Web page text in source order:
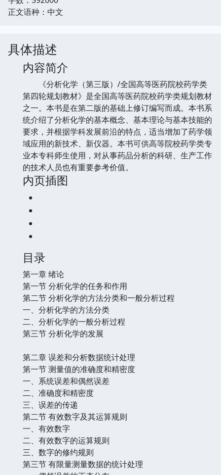
正文语种：中文
具体描述
内容简介
《分析化学（第三版）/全国高等医药院校药学类
第四轮规划教材》是全国高等医药院校药学类规划教材
之一。本书是在第二版的基础上修订编写而成。本书系
统介绍了分析化学的基本概念、基本理论与基本技能的
要求，并根据学科发展前沿的特点，适当增加了药学领
域应用的新技术、新仪器。本书可供高等院校药学类专
业本专科师生使用，对从事药品分析的科研、生产工作
的技术人员也有重要参考价值。
内页插图
目录
第一章 绪论
第一节 分析化学的任务和作用
第二节 分析化学的方法分类和一般分析过程
一、分析化学的方法分类
二、分析化学的一般分析过程
第三节 分析化学的发展
第二章 误差和分析数据统计处理
第一节 测量值的准确度和精密度
一、系统误差和偶然误差
二、准确度和精密度
三、误差的传递
第二节 有效数字及其运算规则
一、有效数字
二、有效数字的运算规则
三、数字的修约规则
第三节 有限量测量数据的统计处理